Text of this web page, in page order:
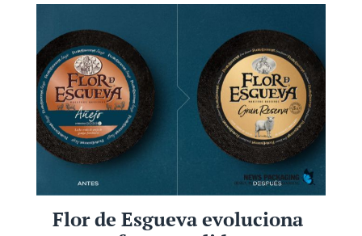
Flor de Esgueva evoluciona